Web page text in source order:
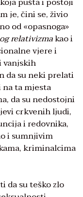
je, čini se, živio
od «opasnoga»
relativizmakao i
vjere i
vanjskih
da su neki prelati
na ta mjesta
da su nedostojni
crkvenih ljudi,
i redovnika,
i sumnjivim
kriminalcima
da su teško zlo